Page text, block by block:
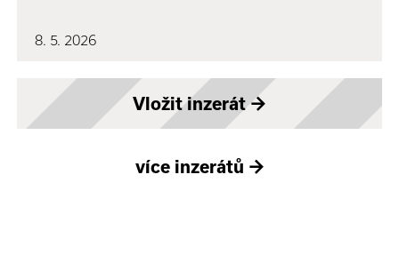
8. 5. 2026
Vložit inzerát→
více inzerátů →